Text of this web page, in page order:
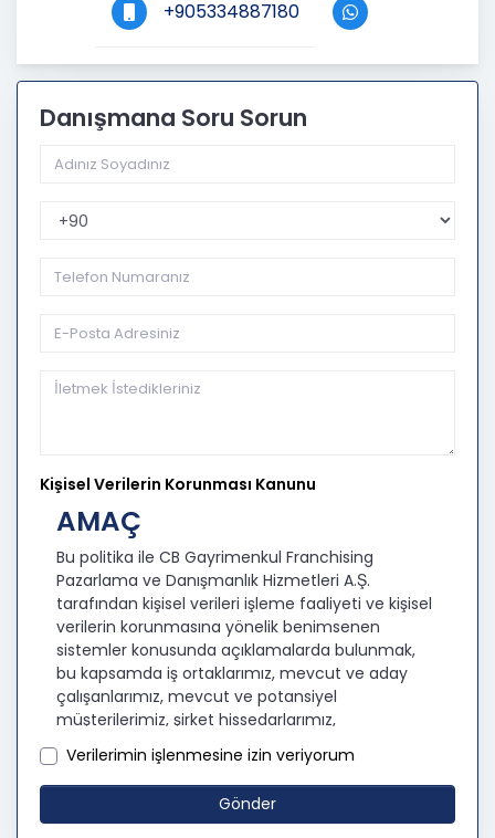
+905334887180
Danışmana Soru Sorun
Telefon Kodu
Kişisel Verilerin Korunması Kanunu
AMAÇ
Bu politika ile CB Gayrimenkul Franchising
Pazarlama ve Danışmanlık Hizmetleri A.Ş.
tarafından kişisel verileri işleme faaliyeti ve kişisel
verilerin korunmasına yönelik benimsenen
sistemler konusunda açıklamalarda bulunmak,
bu kapsamda iş ortaklarımız, mevcut ve aday
çalışanlarımız, mevcut ve potansiyel
müşterilerimiz, şirket hissedarlarımız,
ziyaretçilerimiz ve üçüncü kişiler başta olmak
üzer kişisel verileri şirketimiz tarafından işlenen
kişilerin bilgilendirilerek şeffaflığın sağlanması
Verilerimin işlenmesine izin veriyorum
Gönder